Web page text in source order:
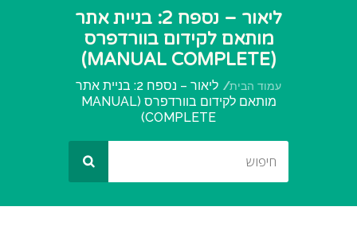
ליאור – נספח 2: בניית אתר
מותאם לקידום בוורדפרס
(MANUAL COMPLETE)
עמוד הבית
ליאור – נספח 2: בניית אתר
מותאם לקידום בוורדפרס (MANUAL
COMPLETE)